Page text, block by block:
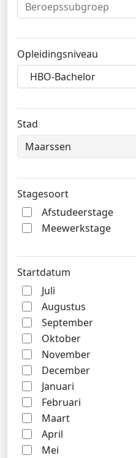
Opleidingsniveau
HBO-Bachelor
Stad
Stagesoort
Afstudeerstage
Meewerkstage
Startdatum
Juli
Augustus
September
Oktober
November
December
Januari
Februari
Maart
April
Mei